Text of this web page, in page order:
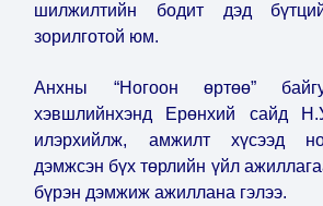
шилжилтийн бодит дэд
зорилготой юм.
Анхны “Ногоон өртөө”
хэвшлийнхэнд Ерөнхий сайд
илэрхийлж, амжилт хүсээд
дэмжсэн бүх төрлийн үйл
бүрэн дэмжиж ажиллана гэлээ.